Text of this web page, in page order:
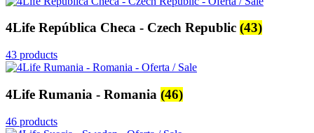
4Life República Checa - Czech Republic (43)
43 products
4Life Rumania - Romania (46)
46 products